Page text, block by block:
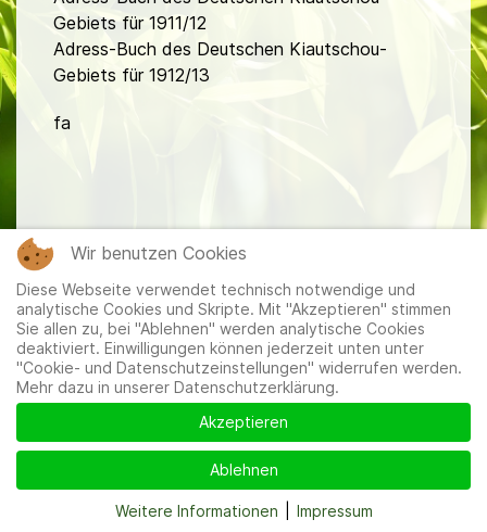
Gebiets für 1911/12
Adress-Buch des Deutschen Kiautschou-
Gebiets für 1912/13
fa
Mitglieder|Impressum| Datenschutzerklärung|Cookie-
und Datenschutzeinstellungen
Wir benutzen Cookies
Diese Webseite verwendet technisch notwendige und
analytische Cookies und Skripte. Mit "Akzeptieren" stimmen
Sie allen zu, bei "Ablehnen" werden analytische Cookies
deaktiviert. Einwilligungen können jederzeit unten unter
"Cookie- und Datenschutzeinstellungen" widerrufen werden.
Mehr dazu in unserer Datenschutzerklärung.
Akzeptieren
Ablehnen
Weitere Informationen Impressum